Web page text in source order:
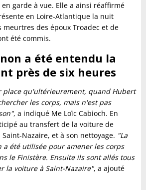
garde à vue. Elle a ainsi réaffirmé
en Loire-Atlantique la nuit
des époux Troadec et de
été commis.
a été entendu la
près de six heures
place qu'ultérieurement, quand Hubert
les corps, mais n'est pas
, a indiqué Me Loïc Cabioch. En
au transfert de la voiture de
Nazaire, et à son nettoyage. "La
a été utilisée pour amener les corps
le Finistère. Ensuite ils sont allés tous
la voiture à Saint-Nazaire", a ajouté